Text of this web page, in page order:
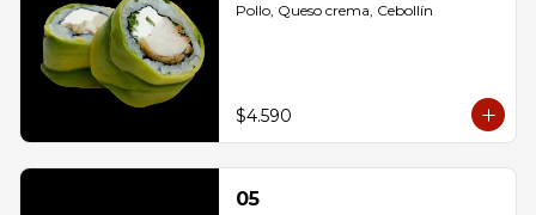
Pollo, Queso crema, Cebollín
$4.590
05